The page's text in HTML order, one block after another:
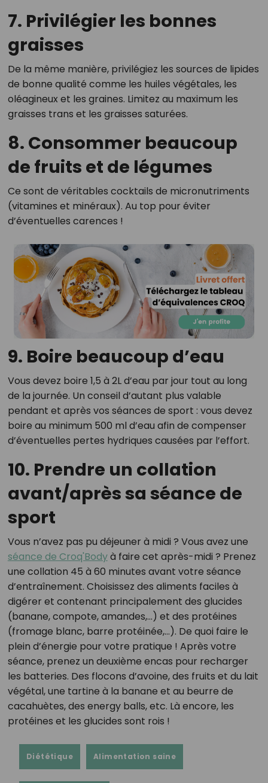
7. Privilégier les bonnes
graisses
De la même manière, privilégiez les sources de lipides
de bonne qualité comme les huiles végétales, les
oléagineux et les graines. Limitez au maximum les
graisses trans et les graisses saturées.
8. Consommer beaucoup
de fruits et de légumes
Ce sont de véritables cocktails de micronutriments
(vitamines et minéraux). Au top pour éviter
d’éventuelles carences !
9. Boire beaucoup d’eau
Vous devez boire 1,5 à 2L d’eau par jour tout au long
de la journée. Un conseil d’autant plus valable
pendant et après vos séances de sport : vous devez
boire au minimum 500 ml d’eau afin de compenser
d’éventuelles pertes hydriques causées par l’effort.
10. Prendre un collation
avant/après sa séance de
sport
Vous n’avez pas pu déjeuner à midi ? Vous avez une
séance de Croq'Bodyà faire cet après-midi ? Prenez
une collation 45 à 60 minutes avant votre séance
d’entraînement. Choisissez des aliments faciles à
digérer et contenant principalement des glucides
(banane, compote, amandes,…) et des protéines
(fromage blanc, barre protéinée,…). De quoi faire le
plein d’énergie pour votre pratique ! Après votre
séance, prenez un deuxième encas pour recharger
les batteries. Des flocons d’avoine, des fruits et du lait
végétal, une tartine à la banane et au beurre de
cacahuètes, des energy balls, etc. Là encore, les
protéines et les glucides sont rois !
Diététique Alimentation saine